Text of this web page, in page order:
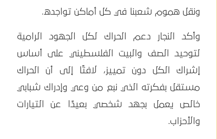
ونقل هموم شعبنا في كل أماكن تواجده.
وأكد النجار دعم الحراك لكل الجهود الرامية
لتوحيد الصف والبيت الفلسطيني على أساس
إشراك الكل دون تمييز، لافتًا إلى أن الحراك
مستقل بفكرته الذي نبع من وعي وإدراك شبابي
خالص يعمل بجهد شخصي بعيدًا عن التيارات
والأحزاب.